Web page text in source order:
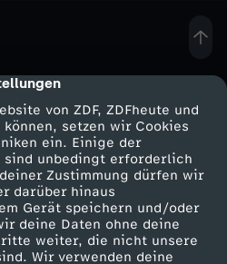
von ZDF, ZDFheute und
setzen wir Cookies
ein. Einige der
sind unbedingt erforderlich
Zustimmung dürfen wir
darüber hinaus
Gerät speichern und/oder
deine Daten ohne deine
weiter, die nicht unsere
Wir verwenden deine
Service
ZDFmitreden
Kontakt zum ZDF